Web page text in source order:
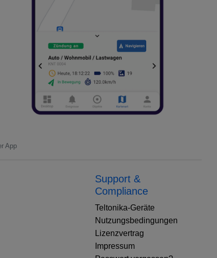
App
Support &
Compliance
Teltonika-Geräte
Nutzungsbedingungen
Lizenzvertrag
Impressum